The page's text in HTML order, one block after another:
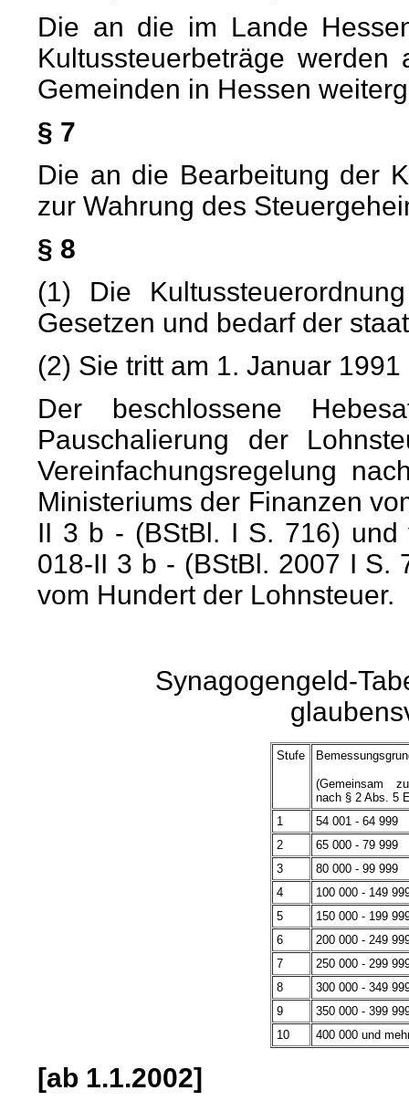
Die an die im Lande
Kultussteuerbeträge
Gemeinden in Hessen
§ 7
Die an die Bearbeitung der
zur Wahrung des
§ 8
(1) Die
Gesetzen und bedarf der
(2) Sie tritt am 1. Januar 1991
Der beschlossene
Pauschalierung der
Vereinfachungsregelung
Ministeriums der Finanzen
II 3 b - (BStBl. I S. 716)
018-II 3 b - (BStBl. 2007 I S.
vom Hundert der Lohnsteuer.
Synagogengeld-
Stufe
(Gemeinsam
nach § 2 Abs. 5
1
54 001 - 64 999
2
65 000 - 79 999
3
80 000 - 99 999
4
100 000 - 149
5
150 000 - 199
6
200 000 - 249
7
250 000 - 299
8
300 000 - 349
9
350 000 - 399
10
400 000 und
[ab 1.1.2002]